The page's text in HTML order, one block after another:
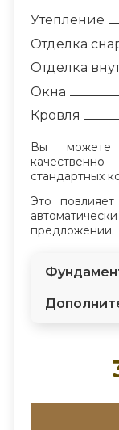
Утепление
Отделка
Отделка
Окна
Кровля
Вы можете
стандартных
Это
предложении.